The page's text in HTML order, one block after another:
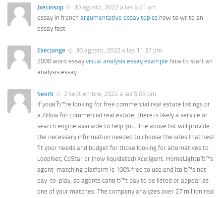
Jxecinsop
30 agosto, 2022 a las 6:21 am
essay in french argumentative essay topics how to write an
essay fast
Execjonge
30 agosto, 2022 a las 11:37 pm
2000 word essay visual analysis essay example how to start an
analysis essay
Seerb
2 septiembre, 2022 a las 5:05 pm
If youвЂ™re looking for free commercial real estate listings or
a Zillow for commercial real estate, there is likely a service or
search engine available to help you. The above list will provide
the necessary information needed to choose the sites that best
fit your needs and budget for those looking for alternatives to
LoopNet, CoStar or (now liquidated) Xceligent. HomeLightвЂ™s
agent-matching platform is 100% free to use and itвЂ™s not
pay-to-play, so agents canвЂ™t pay to be listed or appear as
one of your matches. The company analyzes over 27 million real